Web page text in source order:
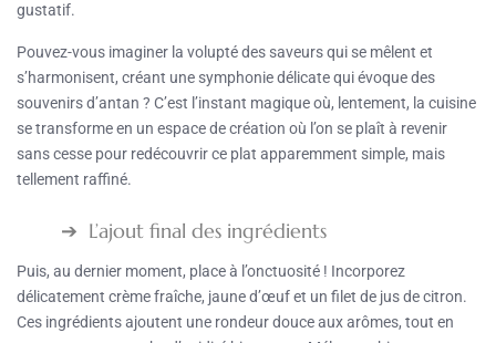
gustatif.
Pouvez-vous imaginer la volupté des saveurs qui se mêlent et
s’harmonisent, créant une symphonie délicate qui évoque des
souvenirs d’antan ? C’est l’instant magique où, lentement, la cuisine
se transforme en un espace de création où l’on se plaît à revenir
sans cesse pour redécouvrir ce plat apparemment simple, mais
tellement raffiné.
L’ajout final des ingrédients
Puis, au dernier moment, place à l’onctuosité ! Incorporez
délicatement crème fraîche, jaune d’œuf et un filet de jus de citron.
Ces ingrédients ajoutent une rondeur douce aux arômes, tout en